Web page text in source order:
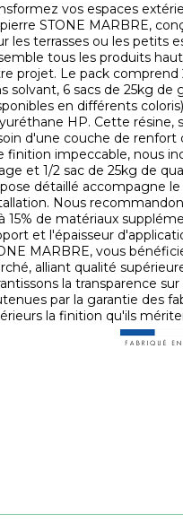
vos espaces
STONE MARBRE,
les terrasses ou les petits
tous les produits
projet. Le pack comprend
solvant, 6 sacs de 25kg de
en différents
HP. Cette résine,
d'une couche de renfort
finition impeccable, nous
et 1/2 sac de 25kg de
détaillé accompagne
Nous
15% de matériaux
et l'épaisseur
MARBRE, vous
alliant qualité
la transparence
par la garantie des
la finition qu'ils